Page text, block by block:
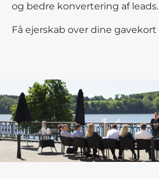
og bedre konvertering af leads.
Få ejerskab over dine gavekort